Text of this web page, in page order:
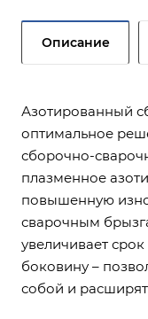
Описание
Азотированный
оптимальное
сборочно-
плазменное
повышенную
сварочным
увеличивает
боковину –
собой и